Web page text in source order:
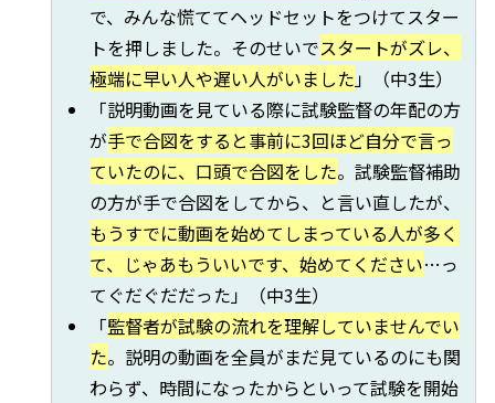
で、みんな慌ててヘッドセットをつけてスター
トを押しました。そのせいでスタートがズレ、
極端に早い人や遅い人がいました」（中3生）
「説明動画を見ている際に試験監督の年配の方
が手で合図をすると事前に3回ほど自分で言っ
ていたのに、口頭で合図をした。試験監督補助
の方が手で合図をしてから、と言い直したが、
もうすでに動画を始めてしまっている人が多く
て、じゃあもういいです、始めてください…っ
てぐだぐだだった」（中3生）
「監督者が試験の流れを理解していませんでい
た。説明の動画を全員がまだ見ているのにも関
わらず、時間になったからといって試験を開始